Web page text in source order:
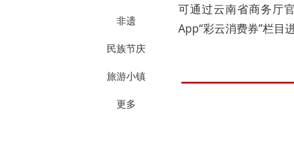
非遗
民族节庆
旅游小镇
更多
可通过云南省商务厅
App“彩云消费券”栏目